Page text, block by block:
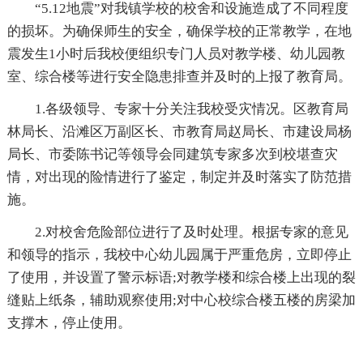
“5.12地震”对我镇学校的校舍和设施造成了不同程度
的损坏。为确保师生的安全，确保学校的正常教学，在地
震发生1小时后我校便组织专门人员对教学楼、幼儿园教
室、综合楼等进行安全隐患排查并及时的上报了教育局。
1.各级领导、专家十分关注我校受灾情况。区教育局
林局长、沿滩区万副区长、市教育局赵局长、市建设局杨
局长、市委陈书记等领导会同建筑专家多次到校堪查灾
情，对出现的险情进行了鉴定，制定并及时落实了防范措
施。
2.对校舍危险部位进行了及时处理。根据专家的意见
和领导的指示，我校中心幼儿园属于严重危房，立即停止
了使用，并设置了警示标语;对教学楼和综合楼上出现的裂
缝贴上纸条，辅助观察使用;对中心校综合楼五楼的房梁加
支撑木，停止使用。